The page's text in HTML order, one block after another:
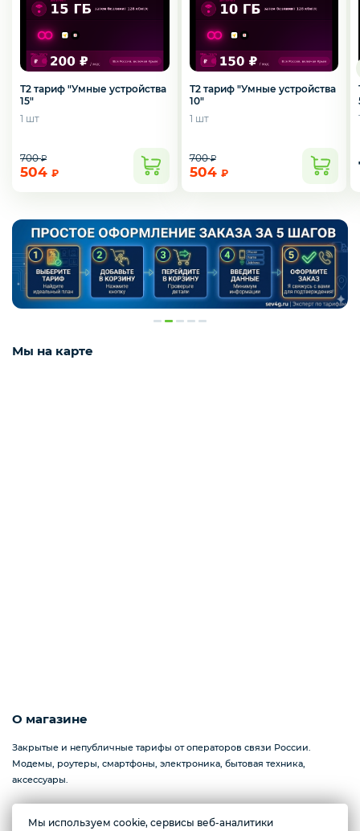
Т2 тариф "Умные устройства
15"
1 шт
700₽
504 ₽
Т2 тариф "Умные устройства
10"
1 шт
700₽
504 ₽
Мы на карте
О магазине
Закрытые и непубличные тарифы от операторов связи России.
Модемы, роутеры, смартфоны, электроника, бытовая техника,
аксессуары.
Мы используем cookie, сервисы веб-аналитики